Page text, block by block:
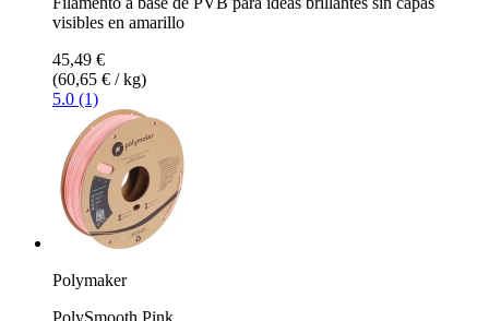
visibles en amarillo
45,49 €
(60,65 € / kg)
5.0 (1)
Polymaker
PolySmooth Pink